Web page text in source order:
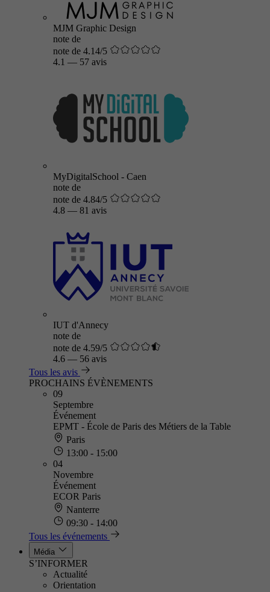
MJM Graphic Design
note de
note de 4.14/5
4.1 — 57 avis
MyDigitalSchool - Caen
note de
note de 4.84/5
4.8 — 81 avis
IUT d'Annecy
note de
note de 4.59/5
4.6 — 56 avis
Tous les avis
PROCHAINS ÉVÈNEMENTS
09
Septembre
Événement
EPMT - École de Paris des Métiers de la Table
Paris
13:00 - 15:00
04
Novembre
Événement
ECOR Paris
Nanterre
09:30 - 14:00
Tous les événements
Média
S’INFORMER
Actualité
Orientation